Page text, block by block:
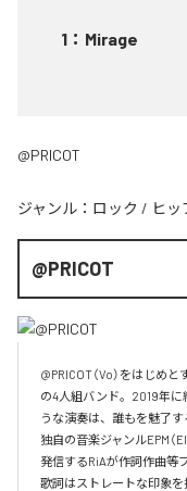
1 ： Mirage
@PRICOT
ジャンル： ロック / ヒ
@PRICOT
@PRICOT（Vo）をはじめと
の4人組バンド。2019年に
うな演奏は、誰もを魅了す
独自の音楽ジャンルEPM（
発信するRiAが作詞作曲等
歌詞はストレートな印象